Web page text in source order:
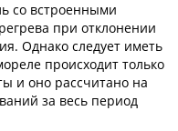
со встроенными
при отклонении
Однако следует иметь
происходит только
и оно рассчитано на
за весь период